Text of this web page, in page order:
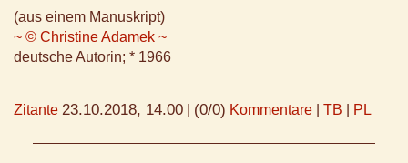
(aus einem Manuskript)
~ © Christine Adamek ~
deutsche Autorin; * 1966
Zitante 23.10.2018, 14.00 (0/0) Kommentare TB PL